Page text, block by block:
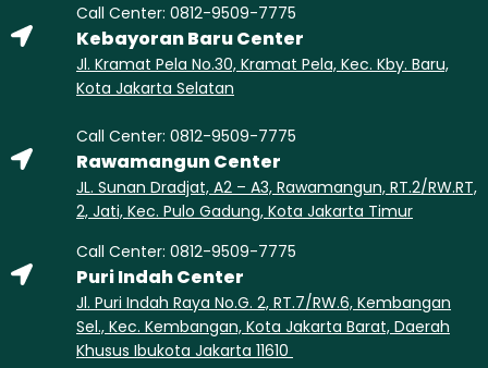
Call Center: 0812-9509-7775
Kebayoran Baru Center
Jl. Kramat Pela No.30, Kramat Pela, Kec. Kby. Baru,
Kota Jakarta Selatan
Call Center: 0812-9509-7775
Rawamangun Center
JL. Sunan Dradjat, A2 – A3, Rawamangun, RT.2/RW.RT,
2, Jati, Kec. Pulo Gadung, Kota Jakarta Timur
Call Center: 0812-9509-7775
Puri Indah Center
Jl. Puri Indah Raya No.G. 2, RT.7/RW.6, Kembangan
Sel., Kec. Kembangan, Kota Jakarta Barat, Daerah
Khusus Ibukota Jakarta 11610